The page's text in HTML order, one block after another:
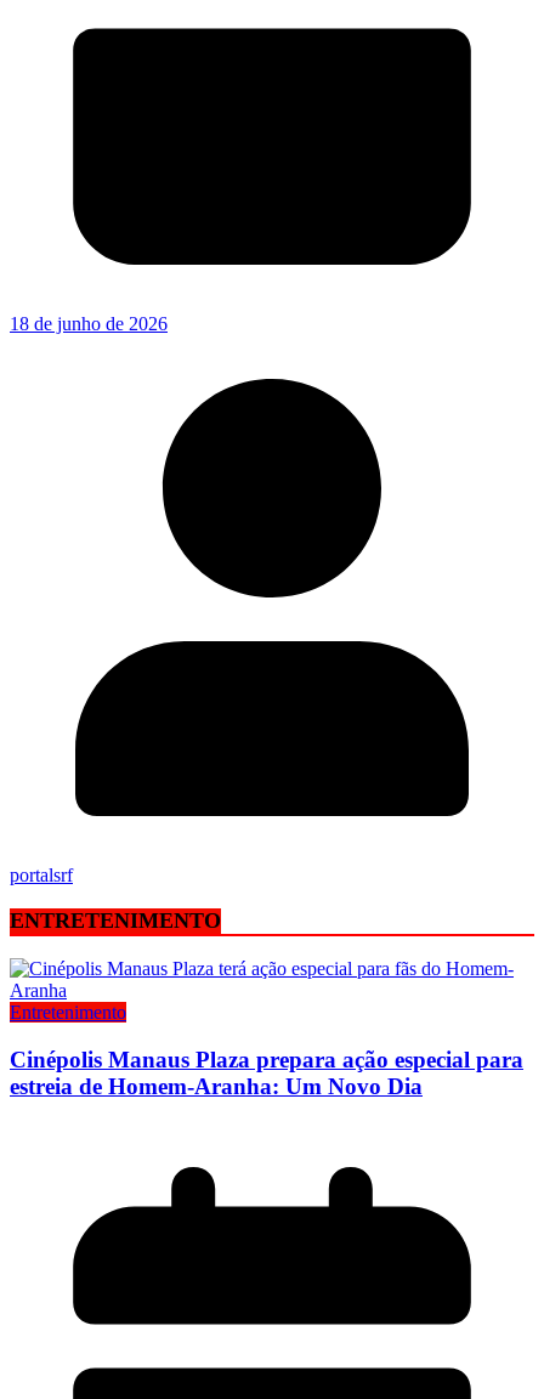
18 de junho de 2026
portalsrf
ENTRETENIMENTO
Entretenimento
Cinépolis Manaus Plaza prepara ação especial para
estreia de Homem-Aranha: Um Novo Dia